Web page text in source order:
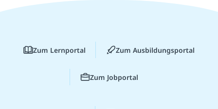
Zum Lernportal Zum Ausbildungsportal
Zum Jobportal